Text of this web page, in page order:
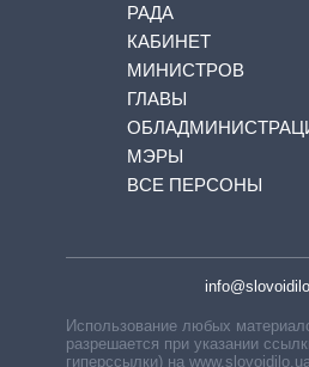
РАДА
КАБИНЕТ
МИНИСТРОВ
ГЛАВЫ
МЭРЫ
ВСЕ ПЕРСОНЫ
Использование любых
разрешается при указании
гиперссылки) на